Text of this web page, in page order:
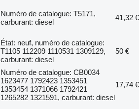
Numéro de catalogue: T5171,
carburant: diesel
41,32 €
État: neuf, numéro de catalogue:
T1105 112209 1110531 1309129,
carburant: diesel
50 €
Numéro de catalogue: CB0034
1623477 1792423 1353451
1353454 1371066 1792421
1265282 1321591, carburant: diesel
17,74 €